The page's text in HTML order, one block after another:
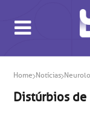
Home Notícias
Distúrbios